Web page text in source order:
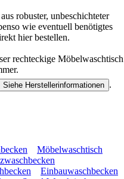
robuster, unbeschichteter
wie eventuell benötigtes
hier bestellen.
rechteckige Möbelwaschtisch
Siehe Herstellerinformationen .
Möbelwaschtisch
Einbauwaschbecken